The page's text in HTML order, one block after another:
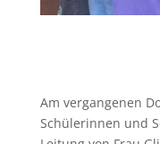
Am vergangenen
Schülerinnen und